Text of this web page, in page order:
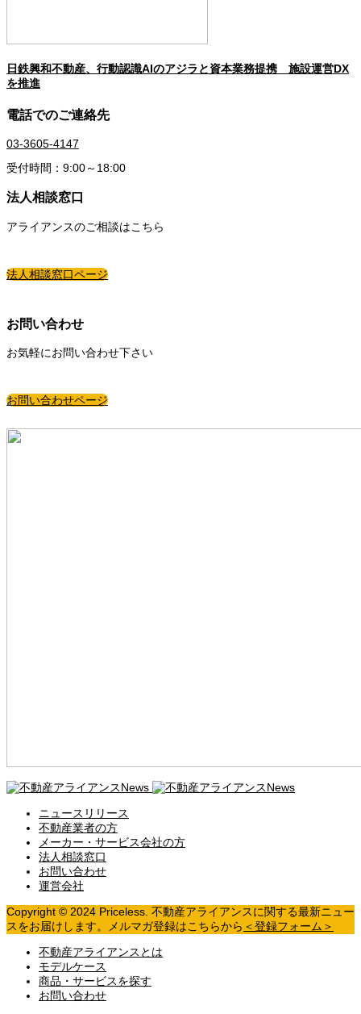
日鉄興和不動産、行動認識AIのアジラと資本業務提携 施設運営DX
を推進
電話でのご連絡先
03-3605-4147
受付時間：9:00～18:00
法人相談窓口
アライアンスのご相談はこちら
法人相談窓口ページ
お問い合わせ
お気軽にお問い合わせ下さい
お問い合わせページ
ニュースリリース
不動産業者の方
メーカー・サービス会社の方
法人相談窓口
お問い合わせ
運営会社
Copyright © 2024 Priceless. 不動産アライアンスに関する最新ニュー
スをお届けします。メルマガ登録はこちらから ＜登録フォーム＞
不動産アライアンスとは
モデルケース
商品・サービスを探す
お問い合わせ